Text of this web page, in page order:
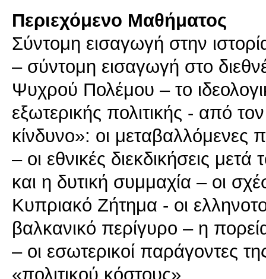
Περιεχόμενο Μαθήματος
Σύντομη εισαγωγή στην
– σύντομη εισαγωγή στο
Ψυχρού Πολέμου – το
εξωτερικής πολιτικής - από
κίνδυνο»: οι μεταβαλλόμενες
– οι εθνικές διεκδικήσεις
και η δυτική συμμαχία – οι
Κυπριακό Ζήτημα - οι
βαλκανικό περίγυρο – η
– οι εσωτερικοί παράγοντες
«πολιτικού κόστους»